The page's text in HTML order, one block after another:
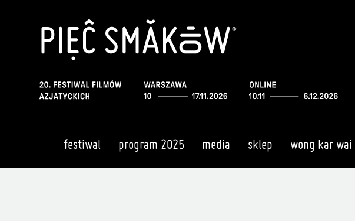
festiwal program 2025 media sklep wong kar wai